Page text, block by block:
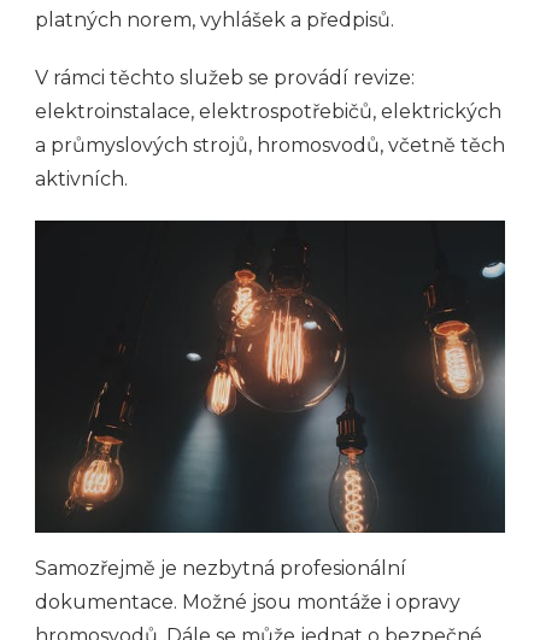
platných norem, vyhlášek a předpisů.
V rámci těchto služeb se provádí revize:
elektroinstalace, elektrospotřebičů, elektrických
a průmyslových strojů, hromosvodů, včetně těch
aktivních.
Samozřejmě je nezbytná profesionální
dokumentace. Možné jsou montáže i opravy